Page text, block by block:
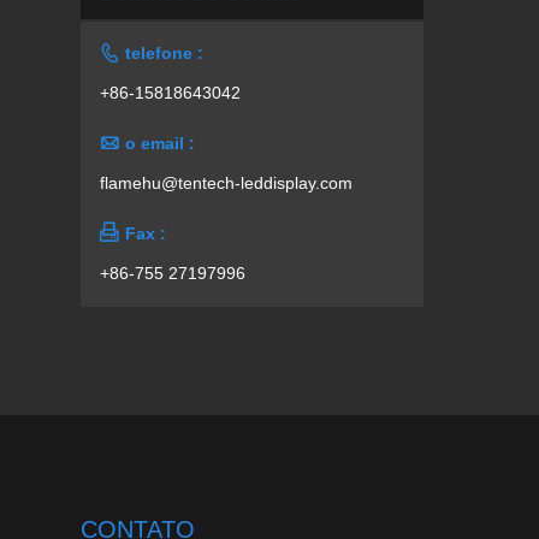
 telefone :
+86-15818643042
 o email :
flamehu@tentech-leddisplay.com
 Fax :
+86-755 27197996
CONTATO